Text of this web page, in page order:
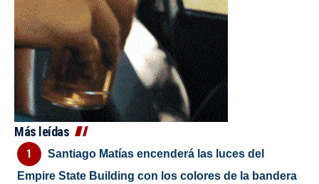
Más leídas
Santiago Matías encenderá las luces del
Empire State Building con los colores de la bandera